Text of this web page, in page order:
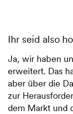
Ihr seid also
Ja, wir haben
erweitert. Das
aber über die
zur
dem Markt und